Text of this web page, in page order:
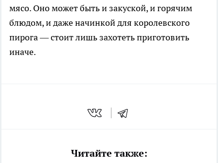
мясо. Оно может быть и закуской, и горячим
блюдом, и даже начинкой для королевского
пирога — стоит лишь захотеть приготовить
иначе.
Читайте также: